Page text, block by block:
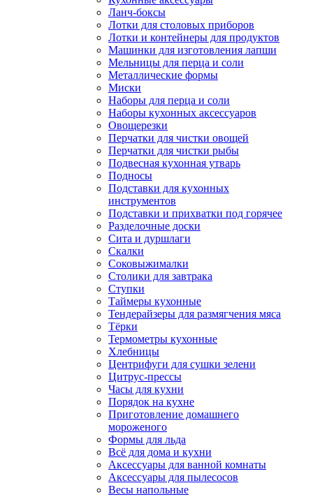
Ланч-боксы
Лотки для столовых приборов
Лотки и контейнеры для продуктов
Машинки для изготовления лапши
Мельницы для перца и соли
Металлические формы
Миски
Наборы для перца и соли
Наборы кухонных аксессуаров
Овощерезки
Перчатки для чистки овощей
Перчатки для чистки рыбы
Подвесная кухонная утварь
Подносы
Подставки для кухонных
инструментов
Подставки и прихватки под горячее
Разделочные доски
Сита и дуршлаги
Скалки
Соковыжималки
Столики для завтрака
Ступки
Таймеры кухонные
Тендерайзеры для размягчения мяса
Тёрки
Термометры кухонные
Хлебницы
Центрифуги для сушки зелени
Цитрус-прессы
Часы для кухни
Порядок на кухне
Приготовление домашнего
мороженого
Формы для льда
Всё для дома и кухни
Аксессуары для ванной комнаты
Аксессуары для пылесосов
Весы напольные